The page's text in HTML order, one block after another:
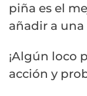
piña es el
añadir a una
¡Algún loco
acción y